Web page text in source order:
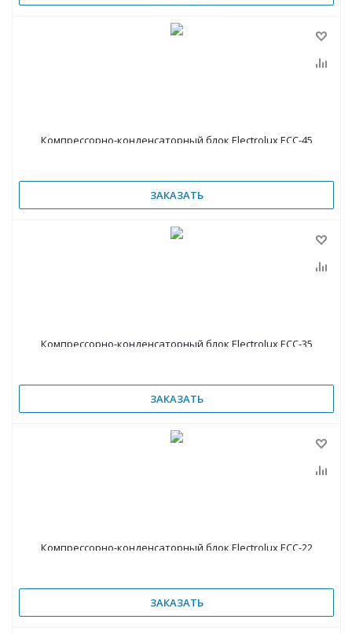
Компрессорно-конденсаторный блок Electrolux ECC-45
ЗАКАЗАТЬ
Компрессорно-конденсаторный блок Electrolux ECC-35
ЗАКАЗАТЬ
Компрессорно-конденсаторный блок Electrolux ECC-22
ЗАКАЗАТЬ